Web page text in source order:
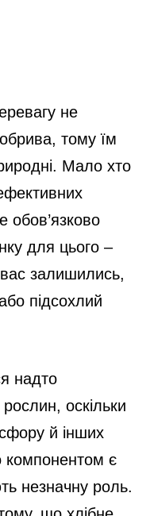
не
тому їм
Мало хто
обов’язково
для цього –
вас залишились,
підсохлий
надто
оскільки
й інших
компонентом є
незначну роль.